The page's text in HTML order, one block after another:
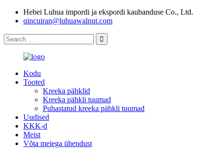
Hebei Luhua impordi ja ekspordi kaubanduse Co., Ltd.
qincuiran@luhuawalnut.com
Kodu
Tooted
Kreeka pähklid
Kreeka pähkli tuumad
Puhastatud kreeka pähkli tuumad
Uudised
KKK-d
Meist
Võta meiega ühendust